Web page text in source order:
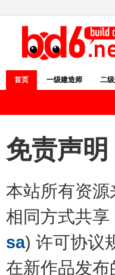
首页 一级建造师 二
免责声明
本站所有资
相同方式共
sa) 许可协议
在新作品发